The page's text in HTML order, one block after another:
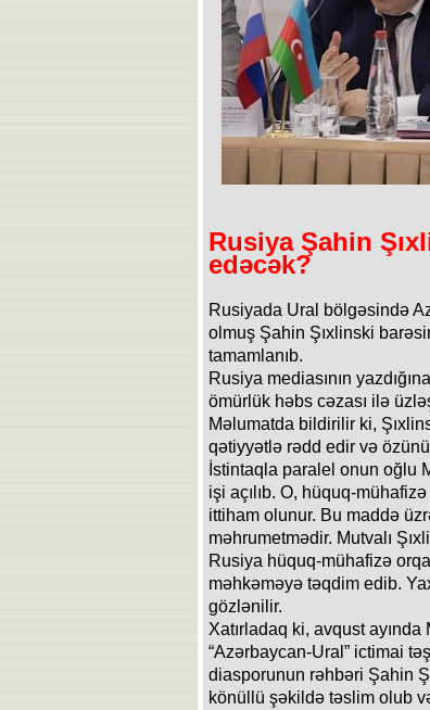
Rusiya Şahin
edəcək?
Rusiyada Ural bölgəsində
olmuş Şahin Şıxlinski
tamamlanıb.
Rusiya mediasının
ömürlük həbs cəzası ilə
Məlumatda bildirilir ki,
qətiyyətlə rədd edir və
İstintaqla paralel onun oğlu
işi açılıb. O, hüquq-
ittiham olunur. Bu maddə
məhrumetmədir. Mutvalı
Rusiya hüquq-mühafizə
məhkəməyə təqdim edib.
gözlənilir.
Xatırladaq ki, avqust
“Azərbaycan-Ural” ictimai
diasporunun rəhbəri Şahin
könüllü şəkildə təslim olub